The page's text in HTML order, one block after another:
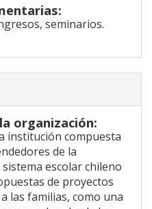
seminarios.
organización:
institución compuesta
de la
escolar chileno
de proyectos
las familias, como una